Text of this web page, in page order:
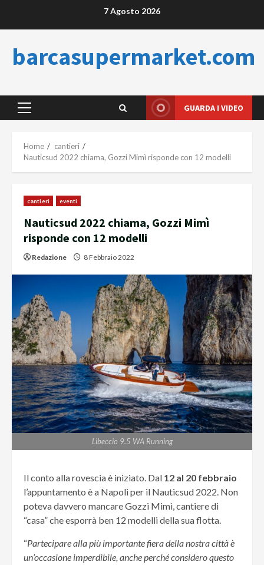
7 Agosto 2026
barcasupermarket.com
Primary
GUARDA I VIDEO
Home
cantieri
Nauticsud 2022 chiama, Gozzi Mimì risponde con 12 modelli
cantieri eventi
Nauticsud 2022 chiama, Gozzi Mimì
risponde con 12 modelli
Redazione 8 Febbraio 2022
Libeccio 9.5 WA Running
Il conto alla rovescia è iniziato. Dal 12 al 20 febbraio
l’appuntamento è a Napoli per il Nauticsud 2022. Non
poteva davvero mancare Gozzi Mimì, cantiere di
“casa” che esporrà ben 12 modelli della sua flotta.
“Partecipare alla più importante fiera della nostra città è
un’occasione imperdibile, anche perché considero questo